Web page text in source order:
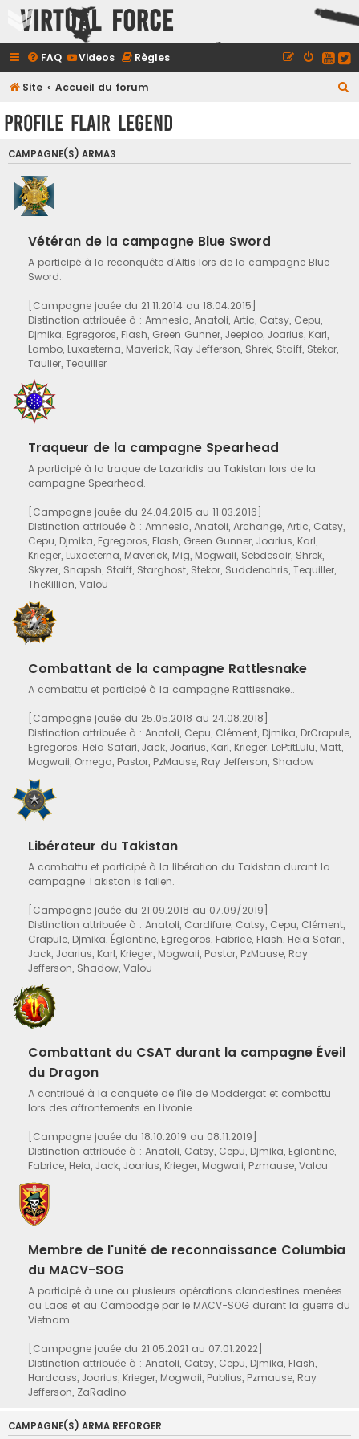
Virtual Force
FAQ Videos Règles
Site Accueil du forum
Profile Flair Legend
CAMPAGNE(S) ARMA3
Vétéran de la campagne Blue Sword
A participé à la reconquête d'Altis lors de la campagne Blue
Sword.
[Campagne jouée du 21.11.2014 au 18.04.2015]
Distinction attribuée à : Amnesia, Anatoli, Artic, Catsy, Cepu,
Djmika, Egregoros, Flash, Green Gunner, Jeeploo, Joarius, Karl,
Lambo, Luxaeterna, Maverick, Ray Jefferson, Shrek, Staiff, Stekor,
Taulier, Tequiller
Traqueur de la campagne Spearhead
A participé à la traque de Lazaridis au Takistan lors de la
campagne Spearhead.
[Campagne jouée du 24.04.2015 au 11.03.2016]
Distinction attribuée à : Amnesia, Anatoli, Archange, Artic, Catsy,
Cepu, Djmika, Egregoros, Flash, Green Gunner, Joarius, Karl,
Krieger, Luxaeterna, Maverick, Mig, Mogwaii, Sebdesair, Shrek,
Skyzer, Snapsh, Staiff, Starghost, Stekor, Suddenchris, Tequiller,
TheKillian, Valou
Combattant de la campagne Rattlesnake
A combattu et participé à la campagne Rattlesnake..
[Campagne jouée du 25.05.2018 au 24.08.2018]
Distinction attribuée à : Anatoli, Cepu, Clément, Djmika, DrCrapule,
Egregoros, Heia Safari, Jack, Joarius, Karl, Krieger, LePtitLulu, Matt,
Mogwaii, Omega, Pastor, PzMause, Ray Jefferson, Shadow
Libérateur du Takistan
A combattu et participé à la libération du Takistan durant la
campagne Takistan is fallen.
[Campagne jouée du 21.09.2018 au 07.09/2019]
Distinction attribuée à : Anatoli, Cardifure, Catsy, Cepu, Clément,
Crapule, Djmika, Églantine, Egregoros, Fabrice, Flash, Heia Safari,
Jack, Joarius, Karl, Krieger, Mogwaii, Pastor, PzMause, Ray
Jefferson, Shadow, Valou
Combattant du CSAT durant la campagne Éveil
du Dragon
A contribué à la conquête de l'île de Moddergat et combattu
lors des affrontements en Livonie.
[Campagne jouée du 18.10.2019 au 08.11.2019]
Distinction attribuée à : Anatoli, Catsy, Cepu, Djmika, Eglantine,
Fabrice, Heia, Jack, Joarius, Krieger, Mogwaii, Pzmause, Valou
Membre de l'unité de reconnaissance Columbia
du MACV-SOG
A participé à une ou plusieurs opérations clandestines menées
au Laos et au Cambodge par le MACV-SOG durant la guerre du
Vietnam.
[Campagne jouée du 21.05.2021 au 07.01.2022]
Distinction attribuée à : Anatoli, Catsy, Cepu, Djmika, Flash,
Hardcass, Joarius, Krieger, Mogwaii, Publius, Pzmause, Ray
Jefferson, ZaRadino
CAMPAGNE(S) ARMA REFORGER